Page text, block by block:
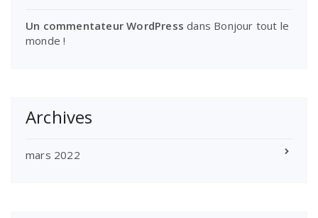
Un commentateur WordPress dans Bonjour tout le
monde !
Archives
mars 2022